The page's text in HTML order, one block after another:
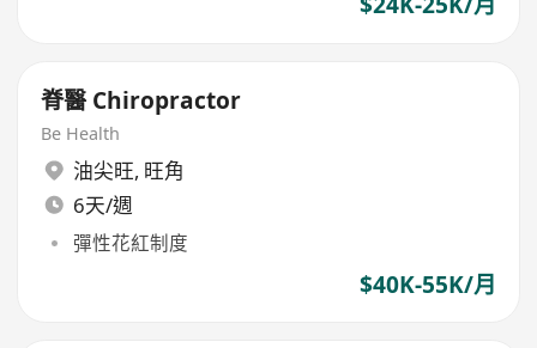
脊醫 Chiropractor
Be Health
油尖旺, 旺角
6天/週
彈性花紅制度
$40K-55K/月